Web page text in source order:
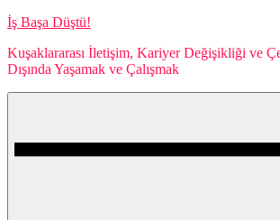
Skip
content
İş Başa Düştü!
Kuşaklararası İletişim, Kariyer Değişikliği ve
Dışında Yaşamak ve Çalışmak